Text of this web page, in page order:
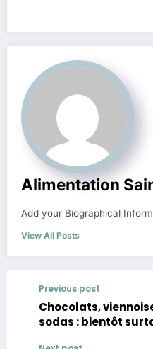
Alimentation
Add your Biographical
View All Posts
Previous post
Chocolats,
sodas : bientôt